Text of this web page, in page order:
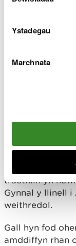
Ystadegau
Marchnata
amser
cynlluniau
cofnod o sut
cynnwys trwy
Darllenwch
Dulliau
amser
Mewn rhai
traethlin yn
Gynnal y llinell
weithredol.
Gall hyn fod
amddiffyn rhan